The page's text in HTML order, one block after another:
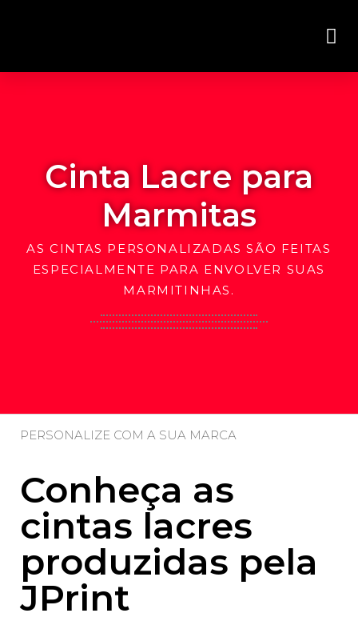
marmita
Cinta Lacre para
Marmitas
AS CINTAS PERSONALIZADAS SÃO FEITAS
ESPECIALMENTE PARA ENVOLVER SUAS
MARMITINHAS.
PERSONALIZE COM A SUA MARCA
Conheça as
cintas lacres
produzidas pela
JPrint